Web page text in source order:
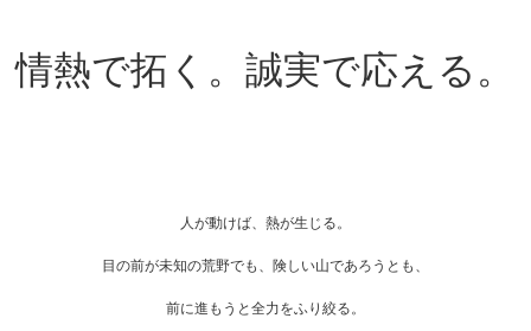
情熱で拓く。誠実で応える。
人が動けば、熱が生じる。
目の前が未知の荒野でも、険しい山であろうとも、
前に進もうと全力をふり絞る。